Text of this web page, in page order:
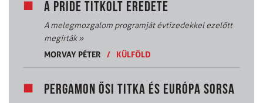
A PRIDE TITKOLT EREDETE
A melegmozgalom programját évtizedekkel ezelőtt
megírták»
MORVAY PÉTER
/ KÜLFÖLD
PERGAMON ŐSI TITKA ÉS EURÓPA SORSA